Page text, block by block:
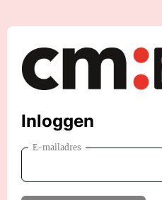
Inloggen
E-mailadres